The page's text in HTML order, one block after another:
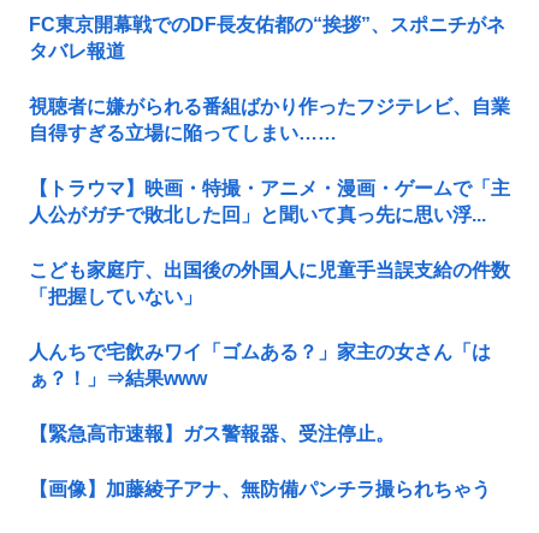
FC東京開幕戦でのDF長友佑都の“挨拶”、スポニチがネ
タバレ報道
視聴者に嫌がられる番組ばかり作ったフジテレビ、自業
自得すぎる立場に陥ってしまい……
【トラウマ】映画・特撮・アニメ・漫画・ゲームで「主
人公がガチで敗北した回」と聞いて真っ先に思い浮...
こども家庭庁、出国後の外国人に児童手当誤支給の件数
「把握していない」
人んちで宅飲みワイ「ゴムある？」家主の女さん「は
ぁ？！」⇒結果www
【緊急高市速報】ガス警報器、受注停止。
【画像】加藤綾子アナ、無防備パンチラ撮られちゃう